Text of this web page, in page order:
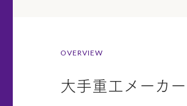
OVERVIEW
大手重工メーカ